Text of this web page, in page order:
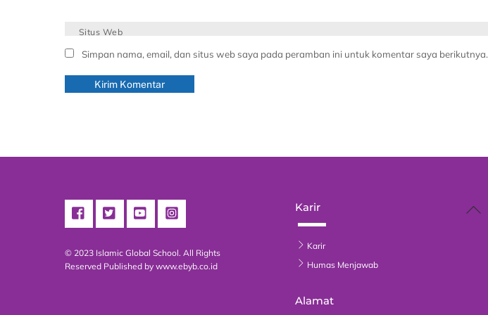
Situs Web
Simpan nama, email, dan situs web saya pada peramban ini untuk komentar saya berikutnya.
Back
© 2023 Islamic Global School. All Rights
Reserved Published by www.ebyb.co.id
Karir
Karir
Humas Menjawab
Alamat